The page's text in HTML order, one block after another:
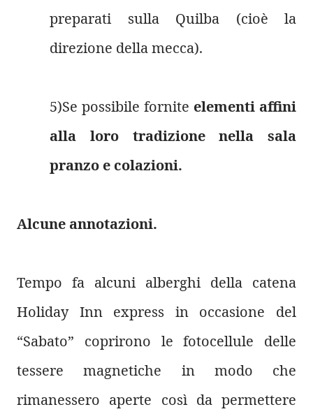
preparati sulla Quilba (cioè la
direzione della mecca).
5)Se possibile fornite elementi affini
alla loro tradizione nella sala
pranzo e colazioni.
Alcune annotazioni.
Tempo fa alcuni alberghi della catena
Holiday Inn express in occasione del
“Sabato” coprirono le fotocellule delle
tessere magnetiche in modo che
rimanessero aperte così da permettere